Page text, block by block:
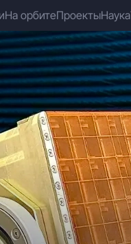
На орбитеПроектыНаука